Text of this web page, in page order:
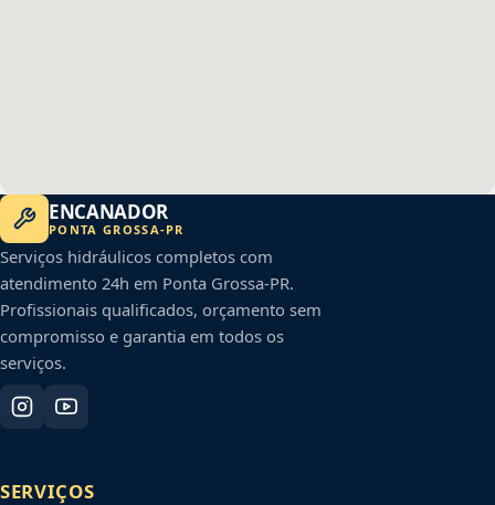
ENCANADOR
PONTA GROSSA-PR
Serviços hidráulicos completos com
atendimento 24h em Ponta Grossa-PR.
Profissionais qualificados, orçamento sem
compromisso e garantia em todos os
serviços.
SERVIÇOS